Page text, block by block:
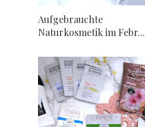
Aufgebrauchte
Naturkosmetik im Febr...